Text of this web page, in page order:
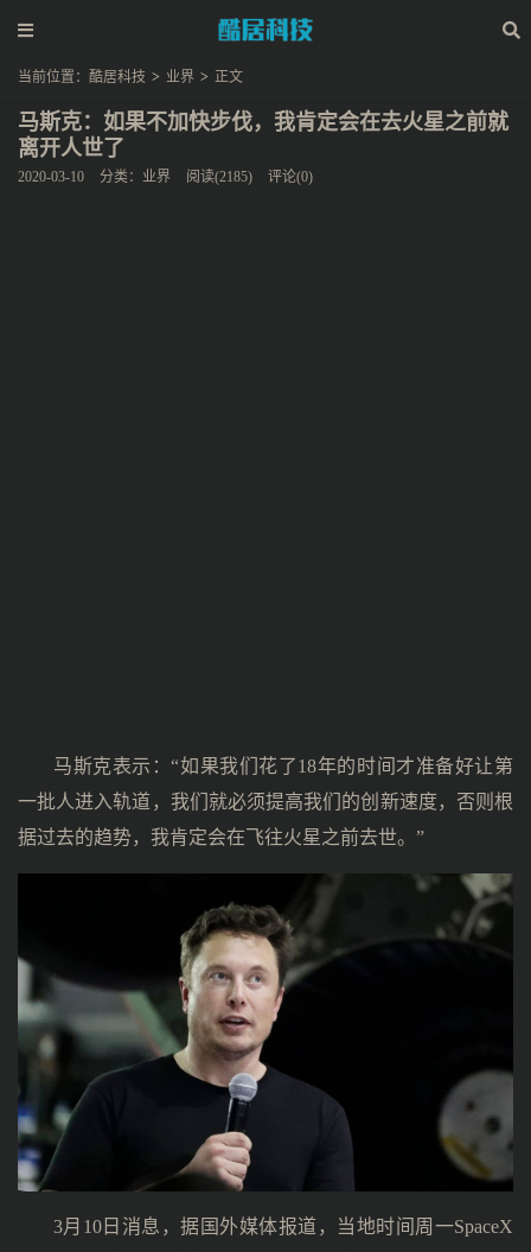
当前位置： 酷居科技 > 业界 > 正文
马斯克：如果不加快步伐，我肯定会在去火星之前就
离开人世了
2020-03-10 分类： 业界 阅读(2185) 评论(0)
马斯克表示：“如果我们花了18年的时间才准备好让第
一批人进入轨道，我们就必须提高我们的创新速度，否则根
据过去的趋势，我肯定会在飞往火星之前去世。”
3月10日消息，据国外媒体报道，当地时间周一SpaceX